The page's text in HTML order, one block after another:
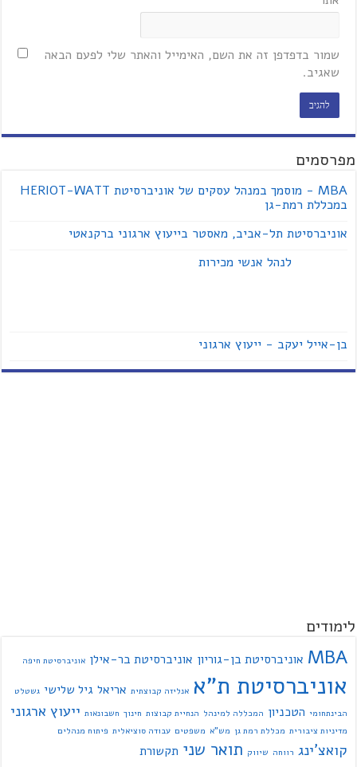
שמור בדפדפן זה את השם, האימייל והאתר שלי לפעם הבאה
שאגיב.
מפרסמים
MBA - מוסמך במנהל עסקים של אוניברסיטת HERIOT-WATT
במכללת רמת-גן
אוניברסיטת תל-אביב, מאסטר בייעוץ ארגוני ברקנאטי
לנהל אנשי מכירות
בן-אייל יעקב - ייעוץ ארגוני
לימודים
MBA אוניברסיטת בן-גוריון אוניברסיטת בר-אילן אוניברסיטת חיפה
אוניברסיטת ת"א אנליזה קבוצתית אריאל גיל שלישי גשטלט
הבינתחומי הטכניון המכללה למינהל הנחיית קבוצות חינוך חשבונאות ייעוץ ארגוני
מדיניות ציבורית מכללת רמת גן מש"א משפטים עבודה סוציאלית פיתוח מנהלים
קואצ'ינג רווחה שיווק תואר שני תקשורת